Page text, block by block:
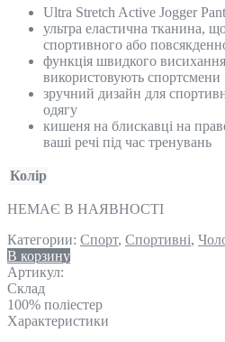
Ultra Stretch Active Jogger
ультра еластична тканина,
спортивного або
функція швидкого
використовують спортсмени
зручний дизайн для
одягу
кишеня на блискавці на
ваші речі під час тренувань
Колір
НЕМАЄ В НАЯВНОСТІ
Категории: Спорт, Спортивні,
В корзину
Артикул:
Склад
100% поліестер
Характеристики